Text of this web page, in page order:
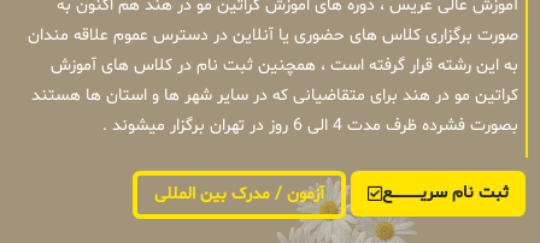
آموزش عالی عریس ، دوره های اموزش کراتین مو در هند هم اکنون به
صورت برگزاری کلاس های حضوری یا آنلاین در دسترس عموم علاقه مندان
به این رشته قرار گرفته است ، همچنین ثبت نام در کلاس های آموزش
کراتین مو در هند برای متقاضیانی که در سایر شهر ها و استان ها هستند
بصورت فشرده ظرف مدت 4 الی 6 روز در تهران برگزار میشوند .
ثبت نام سریــــــــــــع آزمون / مدرک بین المللی